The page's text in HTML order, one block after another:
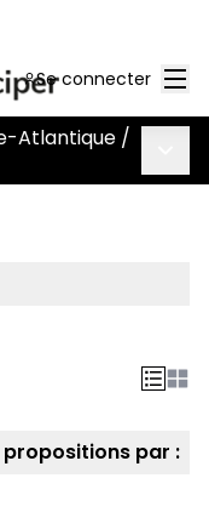
Se connecter
Atlantique /
par :